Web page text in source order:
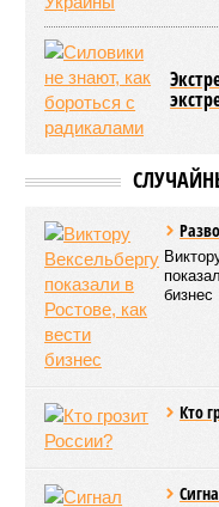
бизнес
Кто